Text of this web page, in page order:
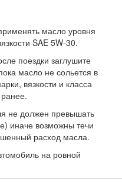
масло уровня
SAE 5W-30.
поезд­ки заглушите
масло не сольется в
вязкости и класса
ранее.
не дол­жен превышать
иначе возможны течи
расход масла.
на ровной